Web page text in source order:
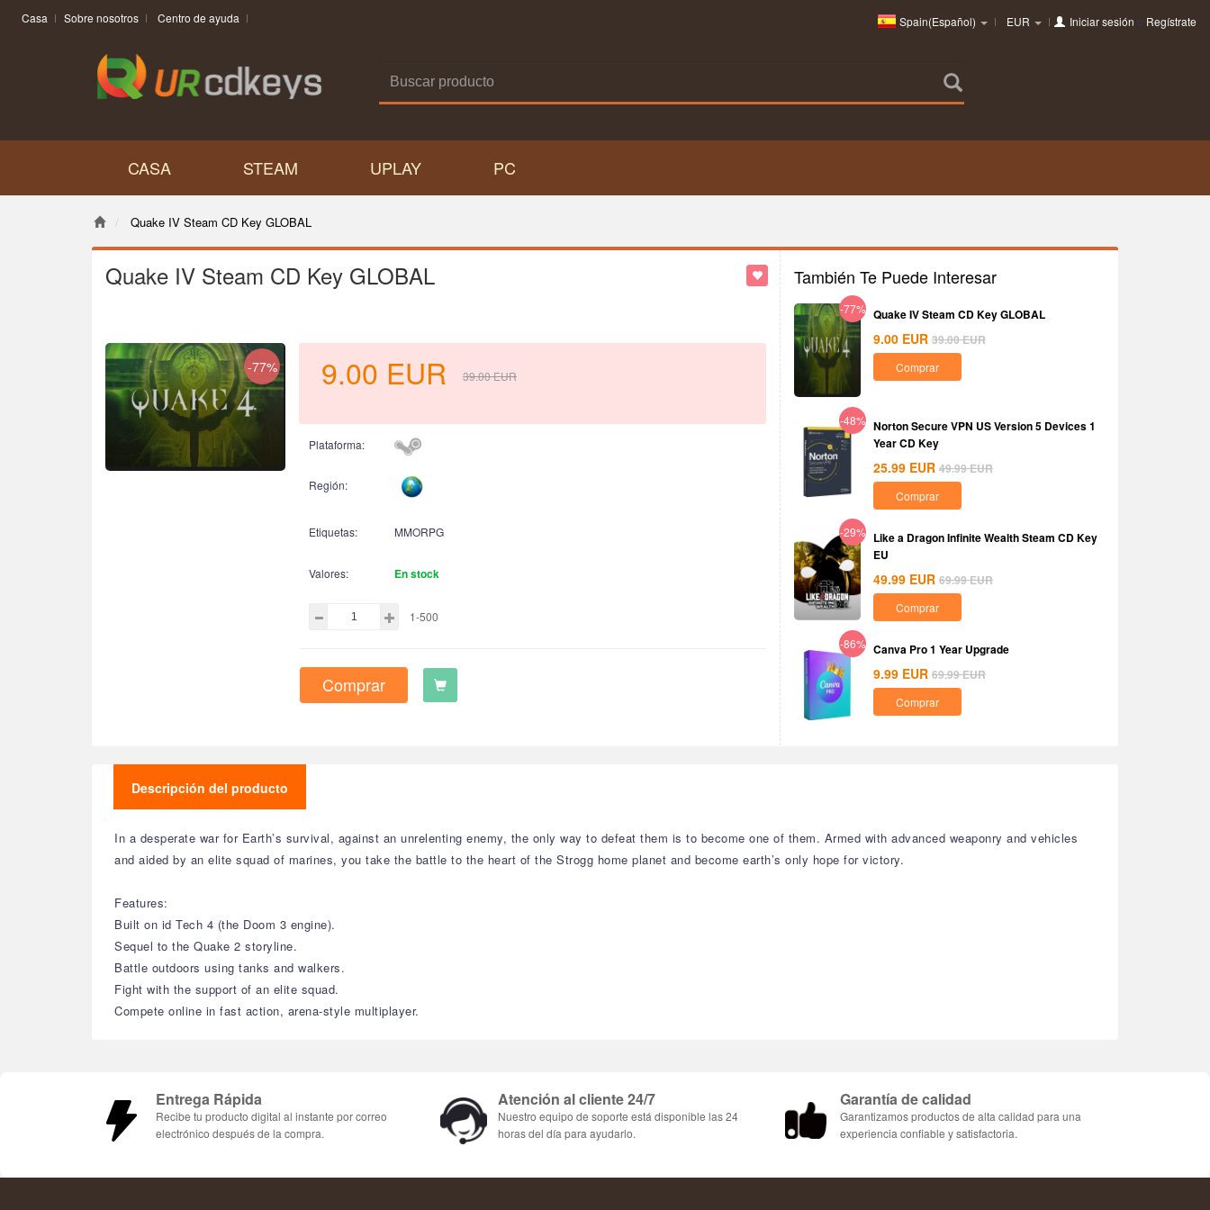
Casa Sobre nosotros Centro de ayuda Spain(Español) EUR Iniciar sesión o Regístrate
CASA STEAM UPLAY PC
Quake IV Steam CD Key GLOBAL
Quake IV Steam CD Key GLOBAL
-77% 9.00 EUR 39.00EUR
Plataforma:
Región:
Etiquetas: MMORPG
Valores: En stock
1-500
Comprar
También Te Puede Interesar
-77% Quake IV Steam CD Key GLOBAL
9.00 EUR 39.00EUR
Comprar
-48% Norton Secure VPN US Version 5 Devices 1
Year CD Key
25.99 EUR 49.99EUR
Comprar
-29% Like a Dragon Infinite Wealth Steam CD Key
EU
49.99 EUR 69.99EUR
Comprar
-86% Canva Pro 1 Year Upgrade
9.99 EUR 69.99EUR
Comprar
Descripción del producto
In a desperate war for Earth’s survival, against an unrelenting enemy, the only way to defeat them is to become one of them. Armed with advanced weaponry and vehicles
and aided by an elite squad of marines, you take the battle to the heart of the Strogg home planet and become earth’s only hope for victory.
Features:
Built on id Tech 4 (the Doom 3 engine).
Sequel to the Quake 2 storyline.
Battle outdoors using tanks and walkers.
Fight with the support of an elite squad.
Compete online in fast action, arena-style multiplayer.
Entrega Rápida
Recibe tu producto digital al instante por correo
electrónico después de la compra.
Atención al cliente 24/7
Nuestro equipo de soporte está disponible las 24
horas del día para ayudarlo.
Garantía de calidad
Garantizamos productos de alta calidad para una
experiencia confiable y satisfactoria.